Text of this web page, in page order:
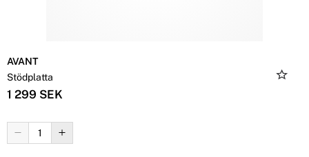
AVANT
Stödplatta
1 299 SEK